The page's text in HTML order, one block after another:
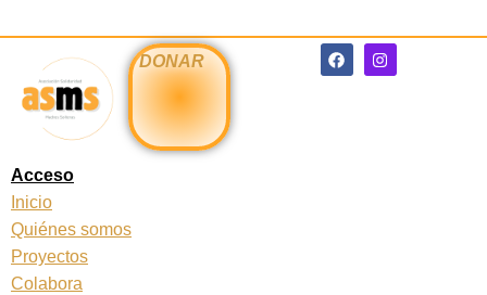
DONAR
F
a
I
n
Acceso
Inicio
Quiénes somos
Proyectos
Colabora